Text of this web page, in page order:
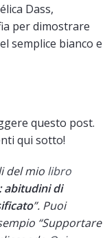
Dass,
per dimostrare
semplice bianco e
questo post.
qui sotto!
del mio libro
abitudini di
”. Puoi
“Supportare